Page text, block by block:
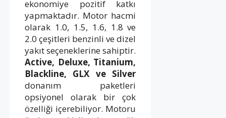
ekonomiye pozitif katkı
yapmaktadır. Motor hacmi
olarak 1.0, 1.5, 1.6, 1.8 ve
2.0 çeşitleri benzinli ve dizel
yakıt seçeneklerine sahiptir.
Active, Deluxe, Titanium,
Blackline, GLX ve Silver
donanım paketleri
opsiyonel olarak bir çok
özelliği içerebiliyor. Motoru